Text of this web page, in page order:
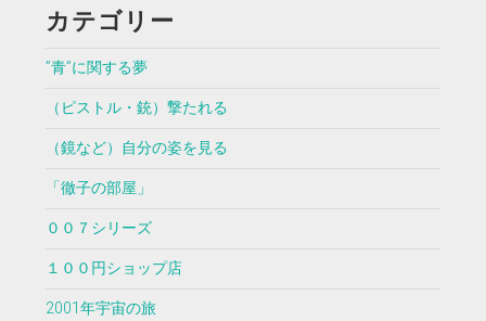
カテゴリー
”青”に関する夢
（ピストル・銃）撃たれる
（鏡など）自分の姿を見る
「徹子の部屋」
００７シリーズ
１００円ショップ店
2001年宇宙の旅